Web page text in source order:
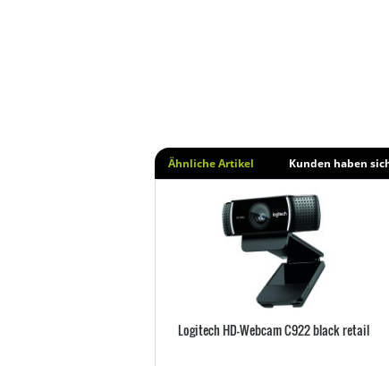
Ähnliche Artikel Kunden haben
Logitech HD-Webcam C922 black retail